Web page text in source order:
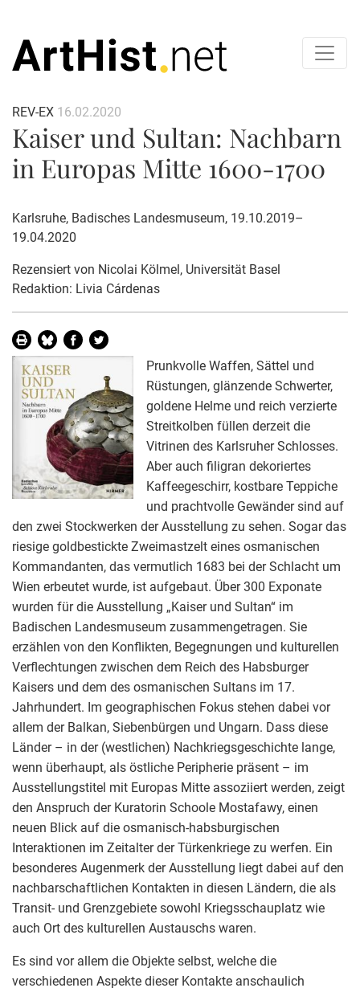
REV-EX 16.02.2020
Kaiser und Sultan: Nachbarn
in Europas Mitte 1600-1700
Karlsruhe, Badisches Landesmuseum, 19.10.2019–
19.04.2020
Rezensiert von Nicolai Kölmel, Universität Basel
Redaktion: Livia Cárdenas
Prunkvolle Waffen, Sättel und
Rüstungen, glänzende Schwerter,
goldene Helme und reich verzierte
Streitkolben füllen derzeit die
Vitrinen des Karlsruher Schlosses.
Aber auch filigran dekoriertes
Kaffeegeschirr, kostbare Teppiche
und prachtvolle Gewänder sind auf
den zwei Stockwerken der Ausstellung zu sehen. Sogar das
riesige goldbestickte Zweimastzelt eines osmanischen
Kommandanten, das vermutlich 1683 bei der Schlacht um
Wien erbeutet wurde, ist aufgebaut. Über 300 Exponate
wurden für die Ausstellung „Kaiser und Sultan“ im
Badischen Landesmuseum zusammengetragen. Sie
erzählen von den Konflikten, Begegnungen und kulturellen
Verflechtungen zwischen dem Reich des Habsburger
Kaisers und dem des osmanischen Sultans im 17.
Jahrhundert. Im geographischen Fokus stehen dabei vor
allem der Balkan, Siebenbürgen und Ungarn. Dass diese
Länder – in der (westlichen) Nachkriegsgeschichte lange,
wenn überhaupt, als östliche Peripherie präsent – im
Ausstellungstitel mit Europas Mitte assoziiert werden, zeigt
den Anspruch der Kuratorin Schoole Mostafawy, einen
neuen Blick auf die osmanisch-habsburgischen
Interaktionen im Zeitalter der Türkenkriege zu werfen. Ein
besonderes Augenmerk der Ausstellung liegt dabei auf den
nachbarschaftlichen Kontakten in diesen Ländern, die als
Transit- und Grenzgebiete sowohl Kriegsschauplatz wie
auch Ort des kulturellen Austauschs waren.
Es sind vor allem die Objekte selbst, welche die
verschiedenen Aspekte dieser Kontakte anschaulich